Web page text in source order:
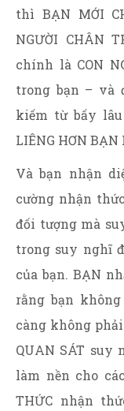
thì BẠN MỚI
NGƯỜI CHÂN
chính là CON
trong bạn – và
kiếm từ bấy
LIÊNG HƠN BẠN
Và bạn nhận
cường nhận
đối tượng mà
trong suy nghĩ
của bạn. BẠN
rằng bạn
càng không
QUAN SÁT suy
làm nền cho
THỨC nhận